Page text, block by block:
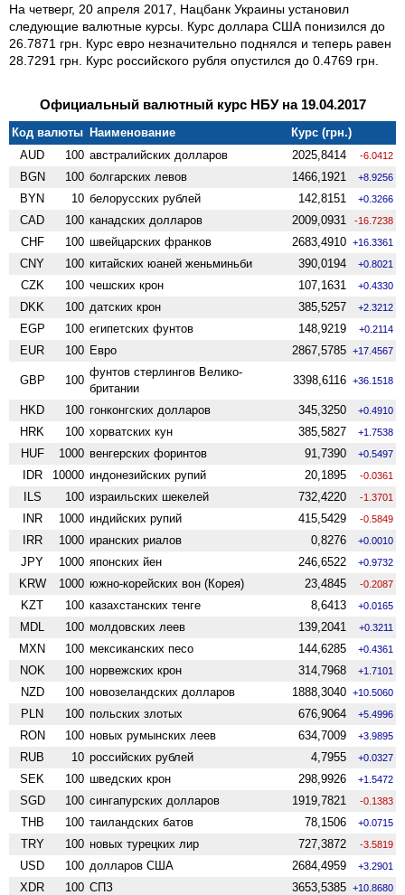
На четверг, 20 апреля 2017, Нацбанк Украины установил
следующие валютные курсы. Курс доллара США понизился до
26.7871 грн. Курс евро незначительно поднялся и теперь равен
28.7291 грн. Курс российского рубля опустился до 0.4769 грн.
Официальный валютный курс НБУ на 19.04.2017
Код валюты Наименование
Курс (грн.)
AUD
100 австралийских долларов 2025,8414 -6.0412
BGN 100 болгарских левов 1466,1921 +8.9256
BYN 10 белорусских рублей 142,8151 +0.3266
CAD 100 канадских долларов 2009,0931 -16.7238
CHF 100 швейцарских франков 2683,4910 +16.3361
CNY 100 китайских юаней женьминьби 390,0194 +0.8021
CZK 100 чешских крон 107,1631 +0.4330
DKK 100 датских крон 385,5257 +2.3212
EGP 100 египетских фунтов 148,9219 +0.2114
EUR 100 Евро 2867,5785 +17.4567
GBP 100
фунтов стерлингов Велико­
британии
3398,6116 +36.1518
HKD 100 гонконгских долларов 345,3250 +0.4910
HRK 100 хорватских кун 385,5827 +1.7538
HUF 1000 венгерских форинтов 91,7390 +0.5497
IDR 10000 индонезийских рупий 20,1895 -0.0361
ILS 100 израильских шекелей 732,4220 -1.3701
INR 1000 индийских рупий 415,5429 -0.5849
IRR 1000 иранских риалов 0,8276 +0.0010
JPY 1000 японских йен 246,6522 +0.9732
KRW 1000 южно-корейских вон (Корея) 23,4845 -0.2087
KZT 100 казахстанских тенге 8,6413 +0.0165
MDL 100 молдовских леев 139,2041 +0.3211
MXN 100 мексиканских песо 144,6285 +0.4361
NOK 100 норвежских крон 314,7968 +1.7101
NZD 100 ново­зеландских долларов 1888,3040 +10.5060
PLN 100 польских злотых 676,9064 +5.4996
RON 100 новых румынских леев 634,7009 +3.9895
RUB 10 российских рублей 4,7955 +0.0327
SEK 100 шведских крон 298,9926 +1.5472
SGD 100 сингапурских долларов 1919,7821 -0.1383
THB 100 таиландских батов 78,1506 +0.0715
TRY 100 новых турецких лир 727,3872 -3.5819
USD 100 долларов США 2684,4959 +3.2901
XDR 100 СПЗ 3653,5385 +10.8680